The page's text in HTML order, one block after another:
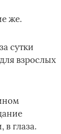
же.
сутки
взрослых
в глаза.